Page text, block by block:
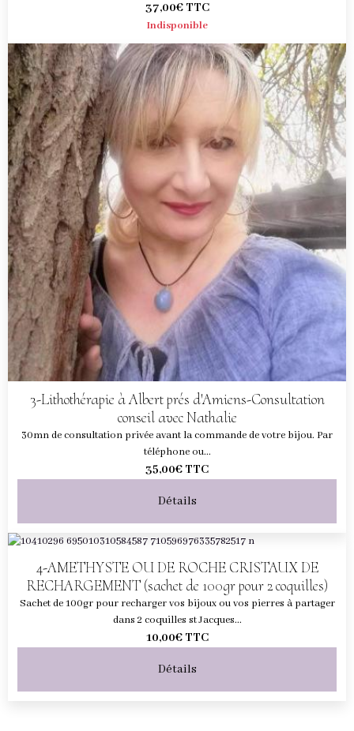
37,00€ TTC
Indisponible
3-Lithothérapie à Albert prés d'Amiens-Consultation
conseil avec Nathalie
30mn de consultation privée avant la commande de votre bijou. Par
téléphone ou...
35,00€ TTC
Détails
4-AMETHYSTE OU DE ROCHE CRISTAUX DE
RECHARGEMENT (sachet de 100gr pour 2 coquilles)
Sachet de 100gr pour recharger vos bijoux ou vos pierres à partager
dans 2 coquilles st Jacques...
10,00€ TTC
Détails